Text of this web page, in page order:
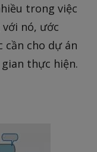
trong việc
với nó, ước
cần cho dự án
thực hiện.